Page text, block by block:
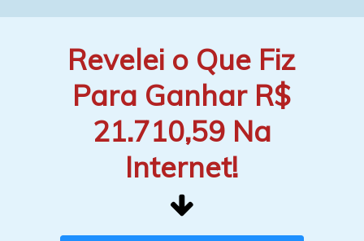
Revelei o Que Fiz
Para Ganhar R$
21.710,59 Na
Internet!